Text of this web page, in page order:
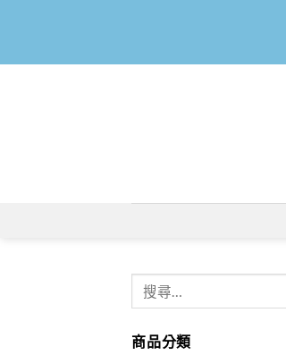
鍵
商品分類